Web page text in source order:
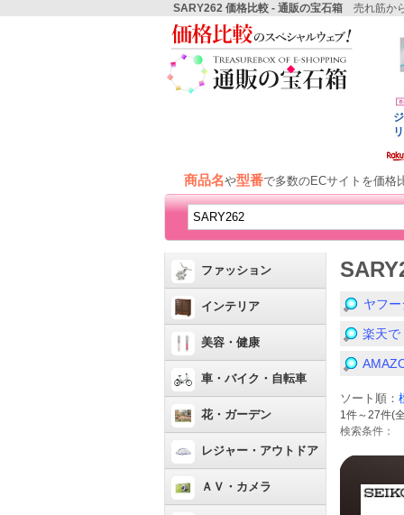
SARY262 価格比較 - 通販の宝石箱 売れ筋か
商品名や型番で多数のECサイトを価
ファッション
インテリア
美容・健康
車・バイク・自転車
花・ガーデン
レジャー・アウトドア
ＡＶ・カメラ
ヤフ
楽天で
ソート順：
1件～27件(
検索条件：